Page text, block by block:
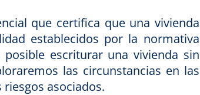
que certifica que una vivienda
establecidos por la normativa
escriturar una vivienda sin
las circunstancias en las
asociados.